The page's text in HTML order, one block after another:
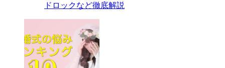
ドロックなど徹底解説